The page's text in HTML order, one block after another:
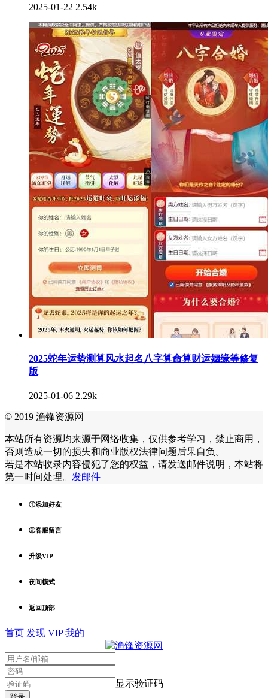
2025-01-22 2.54k
2025蛇年运势测算风水起名八字算命算财运姻缘等修复
版
2025-01-06 2.29k
© 2019 渔锋资源网
本站所有资源均来源于网络收集，仅供参考学习，禁止商用，
否则造成一切的损失和商业版权法律问题后果自负。
若是本站收录内容侵犯了您的权益，请发送邮件说明，本站将
第一时间处理。 发邮件
①添加好友
②客服留言
升级VIP
夜间模式
返回顶部
首页 发现 VIP 我的
显示验证码